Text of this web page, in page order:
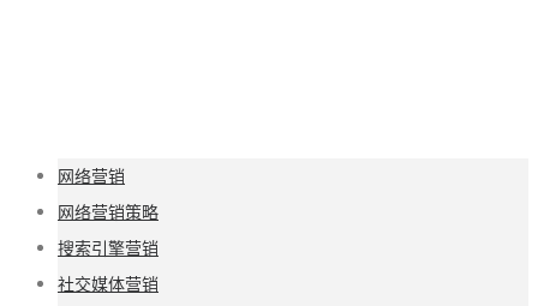
网络营销
网络营销策略
搜索引擎营销
社交媒体营销